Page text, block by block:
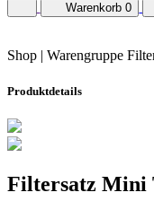
Warenkorb 0
Shop | Warengruppe
Produktdetails
Filtersatz Mini